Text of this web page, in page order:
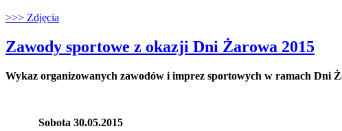
>>> Zdjęcia
Zawody sportowe z okazji Dni Żarowa 2015
Wykaz organizowanych zawodów i imprez sportowych w ramach Dni
Sobota 30.05.2015